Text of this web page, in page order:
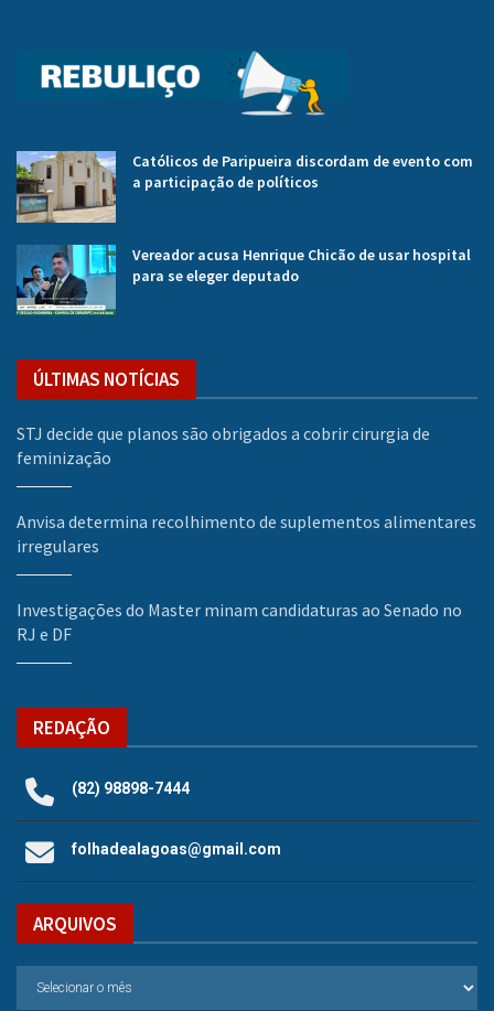
Católicos de Paripueira discordam de evento com
a participação de políticos
Vereador acusa Henrique Chicão de usar hospital
para se eleger deputado
ÚLTIMAS NOTÍCIAS
STJ decide que planos são obrigados a cobrir cirurgia de
feminização
Anvisa determina recolhimento de suplementos alimentares
irregulares
Investigações do Master minam candidaturas ao Senado no
RJ e DF
REDAÇÃO
(82) 98898-7444
folhadealagoas@gmail.com
ARQUIVOS